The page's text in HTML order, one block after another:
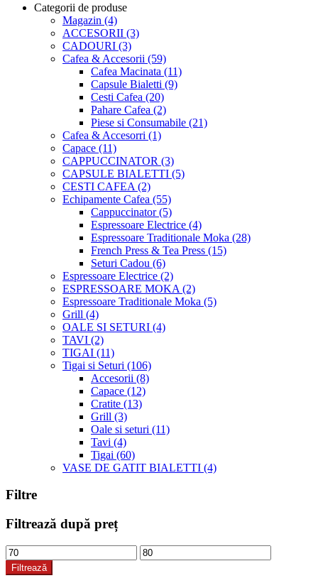
Categorii de produse
Magazin (4)
ACCESORII (3)
CADOURI (3)
Cafea & Accesorii (59)
Cafea Macinata (11)
Capsule Bialetti (9)
Cesti Cafea (20)
Pahare Cafea (2)
Piese si Consumabile (21)
Cafea & Accesorri (1)
Capace (11)
CAPPUCCINATOR (3)
CAPSULE BIALETTI (5)
CESTI CAFEA (2)
Echipamente Cafea (55)
Cappuccinator(5)
Espressoare Electrice (4)
Espressoare Traditionale Moka (28)
French Press & Tea Press (15)
Seturi Cadou (6)
Espressoare Electrice (2)
ESPRESSOARE MOKA (2)
Espressoare Traditionale Moka (5)
Grill (4)
OALE SI SETURI (4)
TAVI (2)
TIGAI (11)
Tigai si Seturi (106)
Accesorii (8)
Capace (12)
Cratite (13)
Grill (3)
Oale si seturi (11)
Tavi (4)
Tigai (60)
VASE DE GATIT BIALETTI (4)
Filtre
Filtrează după preț
Preț
minim
Preț
maxim
Filtrează